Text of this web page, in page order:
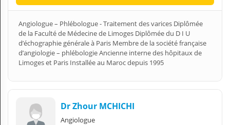
Angiologue – Phlébologue - Traitement des varices Diplômée
de la Faculté de Médecine de Limoges Diplômée du D I U
d’échographie générale à Paris Membre de la société française
d’angiologie – phlébologie Ancienne interne des hôpitaux de
Limoges et Paris Installée au Maroc depuis 1995
Dr Zhour MCHICHI
Angiologue